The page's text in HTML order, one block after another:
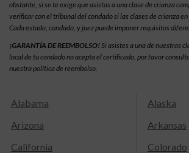
obstante, si se te exige que asistas a una clase de crianza
verificar con el tribunal del condado si las clases de crianza
Cada estado, condado, y juez puede imponer requisitos
¡GARANTÍA DE REEMBOLSO! Si asistes a una de nuestras
local de tu condado no acepta el certificado, por favor
nuestra política de reembolso.
Alabama
Alaska
Arizona
Arkansas
California
Colorado